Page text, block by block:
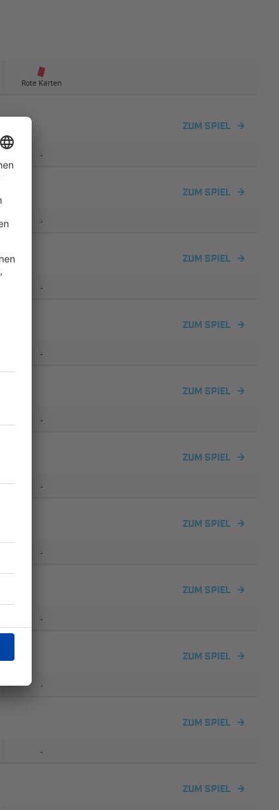
Rote Karten
ZUM SPIEL
-
ZUM SPIEL
-
ZUM SPIEL
-
ZUM SPIEL
-
ZUM SPIEL
-
ZUM SPIEL
-
ZUM SPIEL
-
ZUM SPIEL
-
ZUM SPIEL
-
ZUM SPIEL
-
ZUM SPIEL